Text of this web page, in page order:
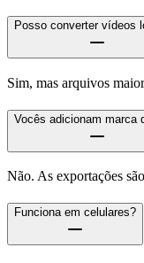
Posso converter vídeos
Sim, mas arquivos
Vocês adicionam marca
Não. As exportações
Funciona em celulares?